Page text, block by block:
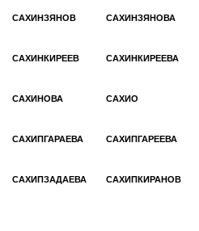
САХИНЗЯНОВ САХИНЗЯНОВА
САХИНКИРЕЕВ САХИНКИРЕЕВА
САХИНОВА САХИО
САХИПГАРАЕВА САХИПГАРЕЕВА
САХИПЗАДАЕВА САХИПКИРАНОВ